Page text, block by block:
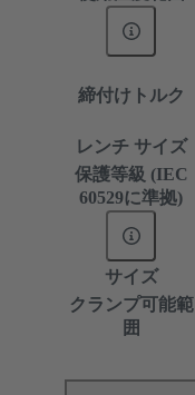
締付けトルク
レンチ サイズ
保護等級 (IEC
60529に準拠)
サイズ
クランプ可能範
囲